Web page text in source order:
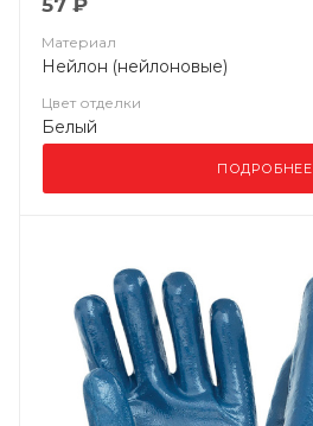
57 ₽
Материал
Нейлон (нейлоновые)
Цвет отделки
Белый
ПОДРОБНЕЕ